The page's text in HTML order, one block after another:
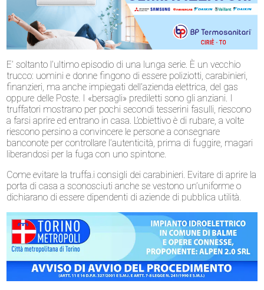
E’ soltanto l’ultimo episodio di una lunga serie. È un vecchio
trucco: uomini e donne fingono di essere poliziotti, carabinieri,
finanzieri, ma anche impiegati dell’azienda elettrica, del gas
oppure delle Poste. I «bersagli» prediletti sono gli anziani. I
truffatori mostrano per pochi secondi tesserini fasulli, riescono
a farsi aprire ed entrano in casa. L’obiettivo è di rubare, a volte
riescono persino a convincere le persone a consegnare
banconote per controllare l’autenticità, prima di fuggire, magari
liberandosi per la fuga con uno spintone.
Come evitare la truffa.i consigli dei carabinieri. Evitare di aprire la
porta di casa a sconosciuti anche se vestono un’uniforme o
dichiarano di essere dipendenti di aziende di pubblica utilità.